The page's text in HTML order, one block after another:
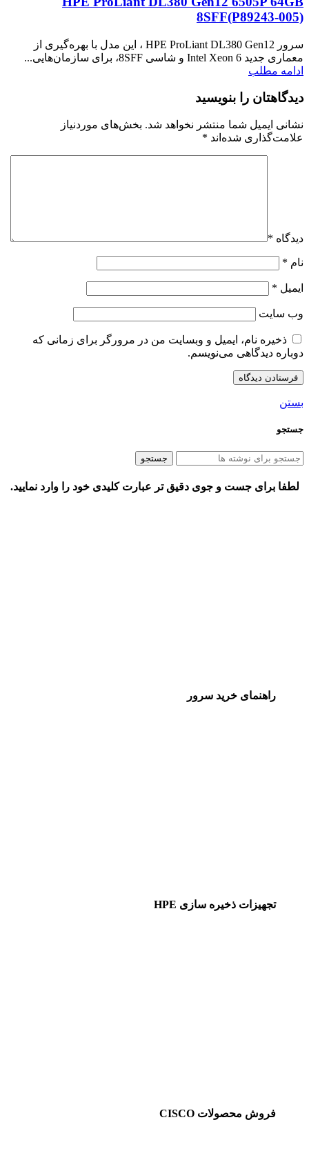
8SFF(P89243‑005)
سرور HPE ProLiant DL380 Gen12 ، این مدل با بهره‌گیری از
معماری جدید Intel Xeon 6 و شاسی 8SFF، برای سازمان‌هایی...
ادامه مطلب
دیدگاهتان را بنویسید
نشانی ایمیل شما منتشر نخواهد شد. بخش‌های موردنیاز
علامت‌گذاری شده‌اند *
دیدگاه *
نام *
ایمیل *
وب‌ سایت
ذخیره نام، ایمیل و وبسایت من در مرورگر برای زمانی که
دوباره دیدگاهی می‌نویسم.
بستن
جستجو
جستجو
لطفا برای جست و جوی دقیق تر عبارت کلیدی خود را وارد نمایید.
راهنمای خرید سرور
تجهیزات ذخیره سازی HPE
فروش محصولات CISCO